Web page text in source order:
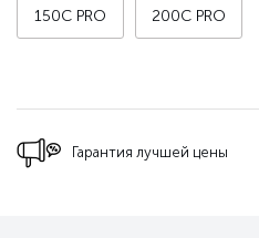
150C PRO 200C PRO
Гарантия лучшей цены